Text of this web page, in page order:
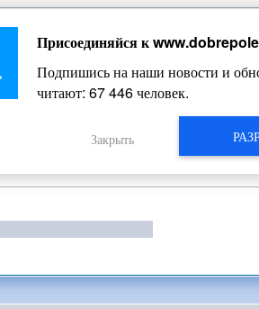
Жизнь Добропольского края
Присоединяйся к
Подпишись на наши новости и
читают: 67 446человек.
Закрыть